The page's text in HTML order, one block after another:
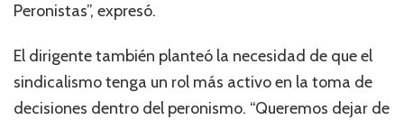
Peronistas”, expresó.
El dirigente también planteó la necesidad de que el
sindicalismo tenga un rol más activo en la toma de
decisiones dentro del peronismo. “Queremos dejar de